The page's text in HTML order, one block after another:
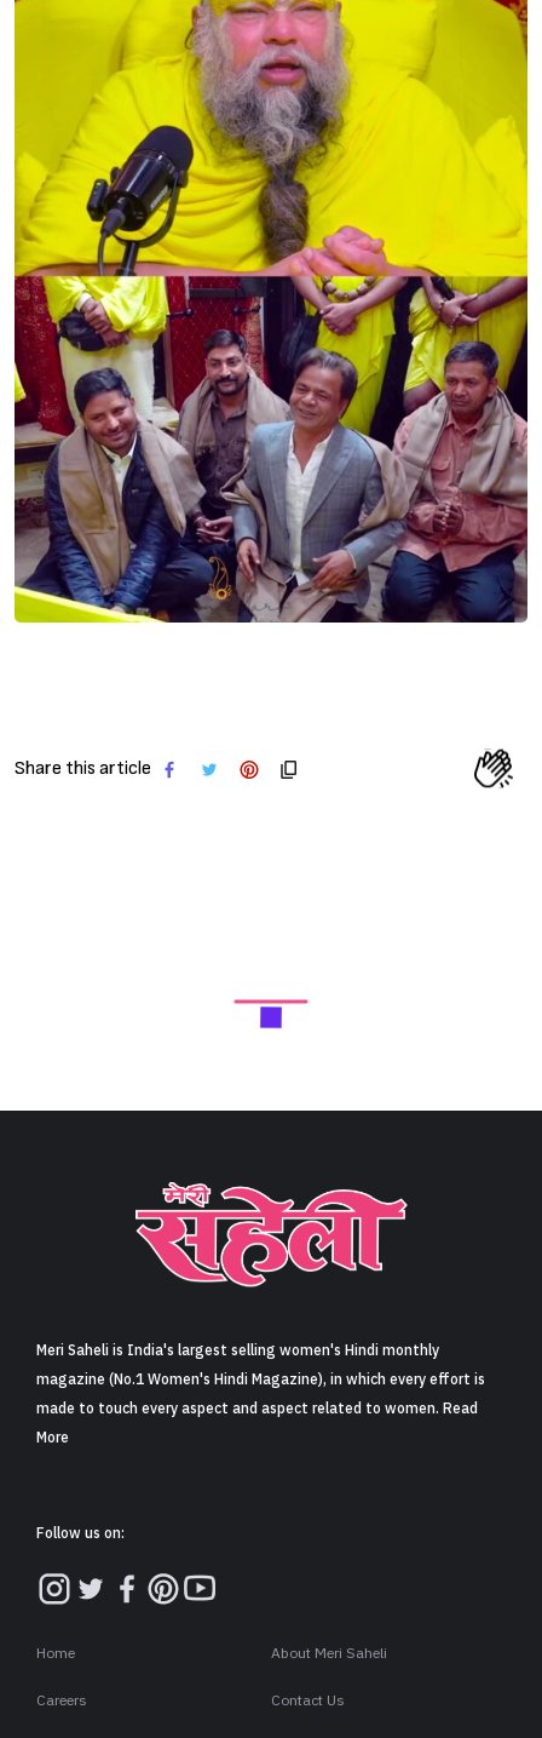
Share this article
Next Article
नेशनल हैंडलूम डे पर बुनकर को लेकर कंगना रनौत की सराहनीय
अपील (Kangana Ranaut’s commendable appeal
regarding weavers on National Handloom Day)
जब भी स्वेदशी चीज़ों के इस्तेमाल की बात आती है तब हमारे प्रधानमंत्री उसका
अग्रणी रहे हैं. चूंकि आज राष्ट्रीय हस्तकरघा दिवस (नेशनल हैंडलूम डे) है पर
भी नरेंद्र मोदी जी ने सोशल मीडिया पर इसे लेकर अपनी बात कही. साथ ही
सभी को इसे अपनाने और ख़रीदने की भी अपील की.
इसी ़फेहरिस्त में कंगना रनौत ने भी अपने सोशल मीडिया के इंस्टाग्राम
अकाउंट पर वीडियो साझा करके अपने मन की बात कही. उन्होंने भी लोगों को